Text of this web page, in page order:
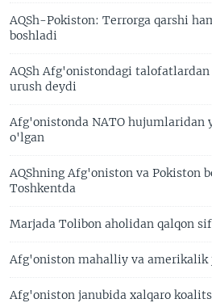
AQSh-Pokiston: Terrorga qarshi
boshladi
AQSh Afg'onistondagi
urush deydi
Afg'onistonda NATO hujumlaridan
o'lgan
AQShning Afg'oniston va Pokiston
Toshkentda
Marjada Tolibon aholidan qalqon
Afg'oniston mahalliy va
Afg'oniston janubida xalqaro